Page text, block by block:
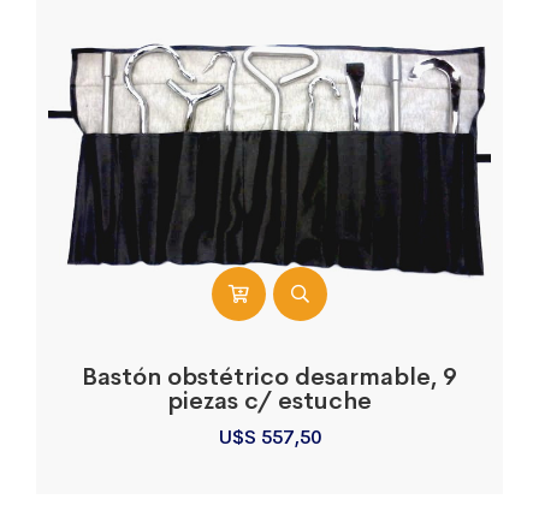
Bastón obstétrico desarmable, 9
piezas c/ estuche
U$S 557,50